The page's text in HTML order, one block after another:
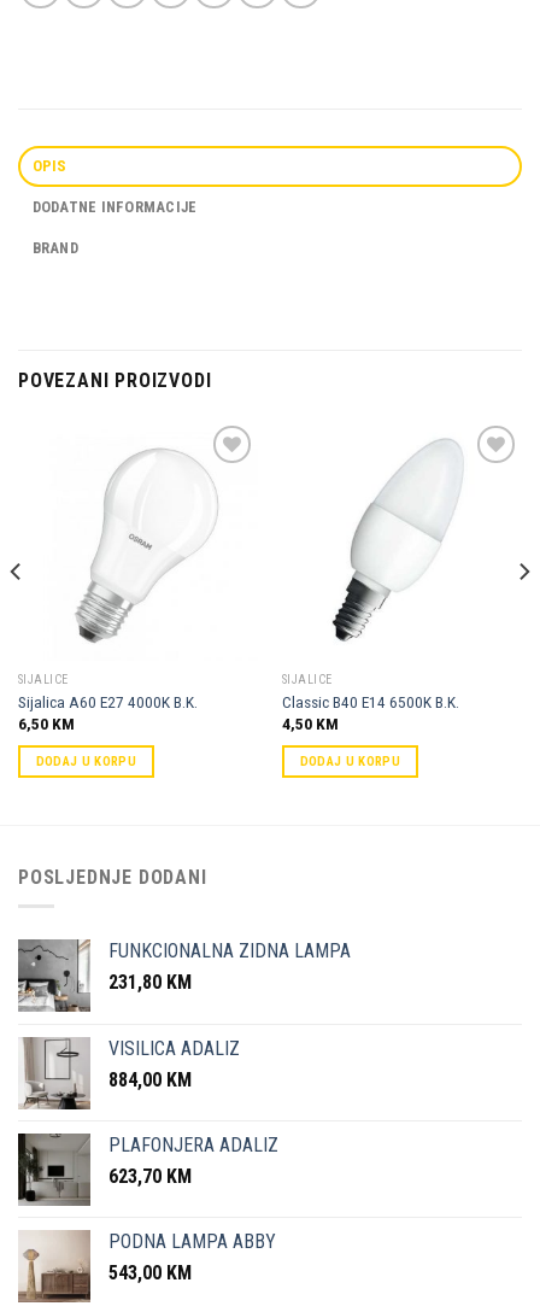
OPIS
DODATNE INFORMACIJE
BRAND
POVEZANI PROIZVODI
Dodaj u
omiljene
SIJALICE
Sijalica A60 E27 4000K B.K.
6,50 KM
DODAJ U KORPU
SIJALICE
Classic B40 E14 6500K B.K.
4,50 KM
DODAJ U KORPU
POSLJEDNJE DODANI
FUNKCIONALNA ZIDNA LAMPA
231,80 KM
VISILICA ADALIZ
884,00 KM
PLAFONJERA ADALIZ
623,70 KM
PODNA LAMPA ABBY
543,00 KM